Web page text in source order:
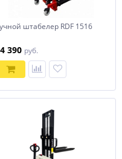
штабелер RDF 1516
390 руб.